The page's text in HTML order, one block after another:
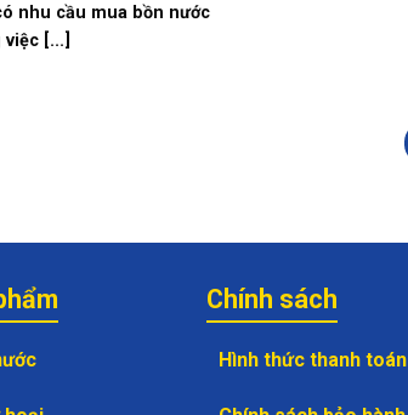
nhu cầu mua bồn nước
[...]
Chính sách
Hình thức thanh toán